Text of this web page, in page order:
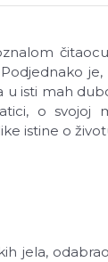
Podjednako
isti mah
o svojoj
istine o
jela,